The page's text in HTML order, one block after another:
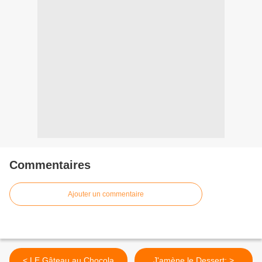
Commentaires
Ajouter un commentaire